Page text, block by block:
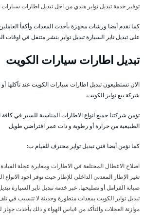
توفير خدمة تبديل تواير هندي من اجل تبديل اطارات سيارات
كما نقدم أيضا ورشات مجهزة بأحدث المعدات وأكفأ
على تبديل تاير السيارة تبديل تواير بنشر متنقل في اوقات
تبديل اطارات سيارات الكويت
الان تستطيعون تبديل اطارات سيارات الكويت عند تآكلها أو
شركة بيع تواير الكويت.
تؤمن شركتنا جميع انواع الاطارات المناسبة للسير في
الطبيعية من حرارة أو رطوبة و ذات عمر افتراضي طويل.
كما نؤمن أيضا فني تبديل تواير محترف للقيام ب:
اصلاح الاعطال المختلفة في الاطارات ومعايرة عجلة القيادة.
تغير الإطار المعدني الداخلي للإطار حيث نوفر اجود الانواع
صيانة الفرامل أو تصليحها. عبر خدمة تبديل تاير السيارة
تبديل تواير الكويت بمعدات متطورة وحديثة لا تتسبب في تلف
موازنة العجلات والتأكد من قياس الهواء و ذلك بأحدث